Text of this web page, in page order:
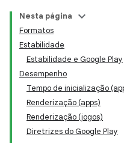
Nesta página
Formatos
Estabilidade
Estabilidade e Google Play
Desempenho
Tempo de inicialização
Renderização (apps)
Renderização (jogos)
Diretrizes do Google Play